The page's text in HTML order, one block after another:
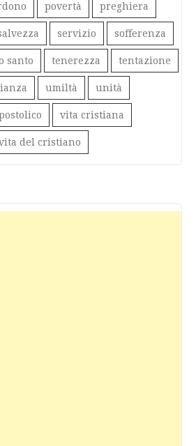
povertà preghiera
servizio sofferenza
santo tenerezza tentazione
umiltà unità
vita cristiana
del cristiano